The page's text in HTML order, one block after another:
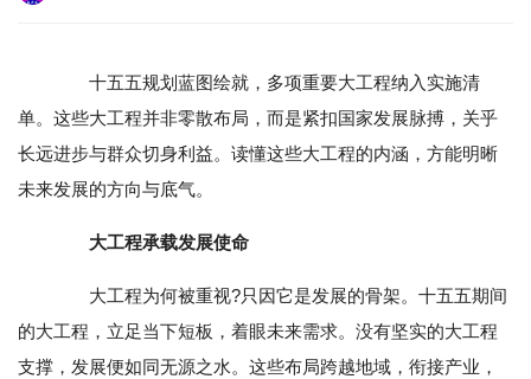
十五五规划蓝图绘就，多项重要大工程纳入实施清
单。这些大工程并非零散布局，而是紧扣国家发展脉搏，关乎
长远进步与群众切身利益。读懂这些大工程的内涵，方能明晰
未来发展的方向与底气。
大工程承载发展使命
大工程为何被重视?只因它是发展的骨架。十五五期间
的大工程，立足当下短板，着眼未来需求。没有坚实的大工程
支撑，发展便如同无源之水。这些布局跨越地域，衔接产业，